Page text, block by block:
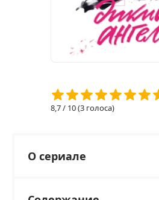
8,7/ 10 (3 голоса)
О сериале